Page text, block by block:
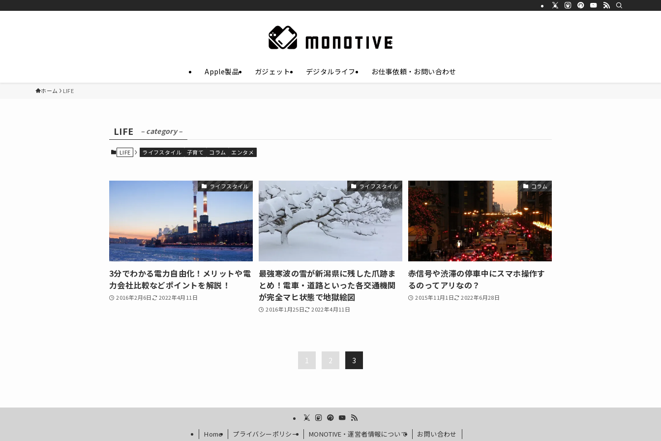
Apple製品 ガジェット デジタルライフ お仕事依頼・お問い合わせ
ホーム LIFE
LIFE – category –
LIFE ライフスタイル 子育て コラム エンタメ
ライフスタイル
3分でわかる電力自由化！メリットや電
力会社比較などポイントを解説！
2016年2月6日 2022年4月11日
ライフスタイル
最強寒波の雪が新潟県に残した爪跡ま
とめ！電車・道路といった各交通機関
が完全マヒ状態で地獄絵図
2016年1月25日 2022年4月11日
コラム
赤信号や渋滞の停車中にスマホ操作す
るのってアリなの？
2015年11月1日 2022年6月28日
1 2 3
Home プライバシーポリシー MONOTIVE・運営者情報について お問い合わせ